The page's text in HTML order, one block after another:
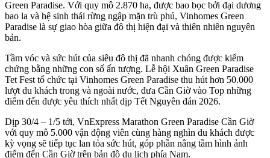
Green Paradise. Với quy mô 2.870 ha, được bao bọc bởi đại dương
bao la và hệ sinh thái rừng ngập mặn trù phú, Vinhomes Green
Paradise là sự giao hòa giữa đô thị hiện đại và thiên nhiên nguyên
bản.
Tầm vóc và sức hút của siêu đô thị đã nhanh chóng được kiểm
chứng bằng những con số ấn tượng. Lễ hội Xuân Green Paradise
Tet Fest tổ chức tại Vinhomes Green Paradise thu hút hơn 50.000
lượt du khách trong và ngoài nước, đưa Cần Giờ vào Top những
điểm đến được yêu thích nhất dịp Tết Nguyên đán 2026.
Dịp 30/4 – 1/5 tới, VnExpress Marathon Green Paradise Cần Giờ
với quy mô 5.000 vận động viên cùng hàng nghìn du khách được
kỳ vọng sẽ tiếp tục lan tỏa sức hút, góp phần nâng tầm hình ảnh
điểm đến Cần Giờ trên bản đồ du lịch phía Nam.